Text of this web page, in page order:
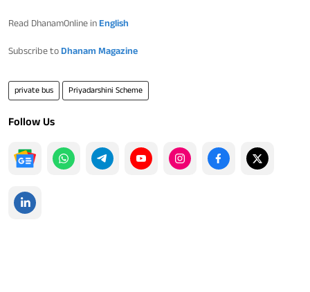
Read DhanamOnline in English
Subscribe to Dhanam Magazine
private bus Priyadarshini Scheme
Follow Us